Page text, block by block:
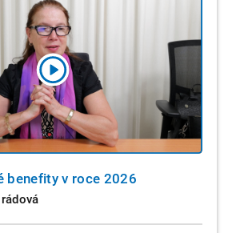
benefity v roce 2026